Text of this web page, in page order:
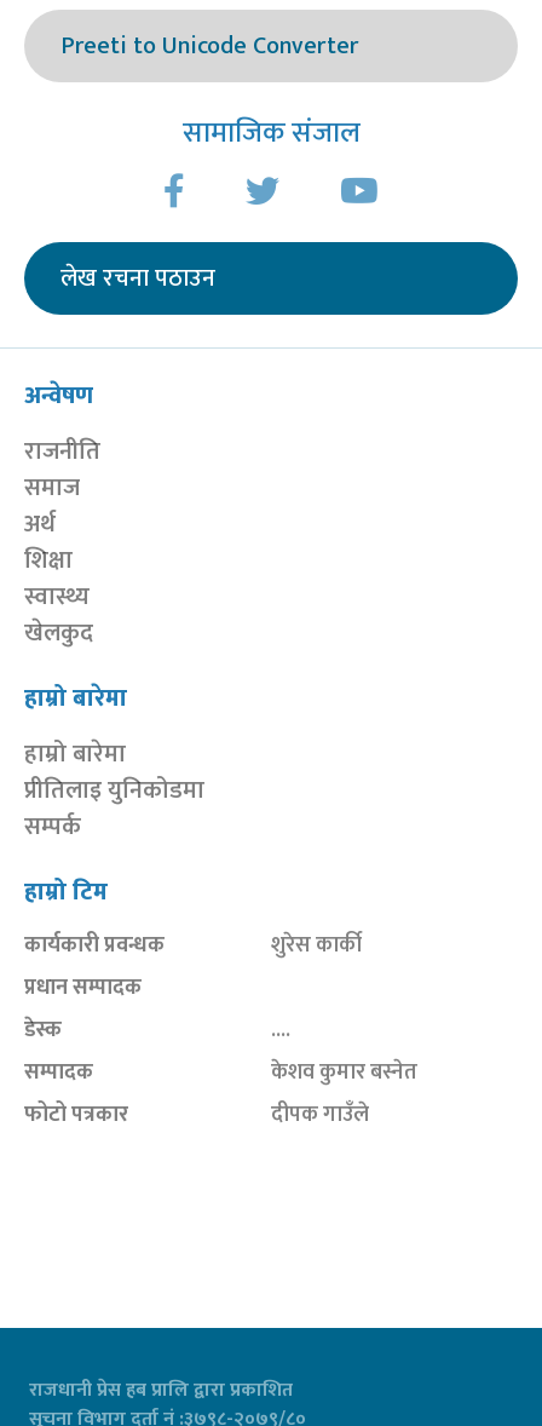
Preeti to Unicode Converter
सामाजिक संजाल
लेख रचना पठाउन
अन्वेषण
राजनीति
समाज
अर्थ
शिक्षा
स्वास्थ्य
खेलकुद
हाम्रो बारेमा
हाम्रो बारेमा
प्रीतिलाइ युनिकोडमा
सम्पर्क
हाम्रो टिम
कार्यकारी प्रवन्धक
शुरेस कार्की
प्रधान सम्पादक
डेस्क
....
सम्पादक
केशव कुमार बस्नेत
फोटो पत्रकार
दीपक गाउँले
राजधानी प्रेस हब प्रालि द्वारा प्रकाशित